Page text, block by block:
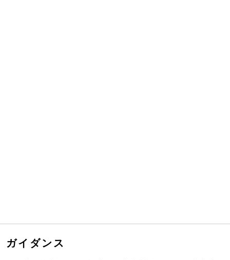
ガイダンス